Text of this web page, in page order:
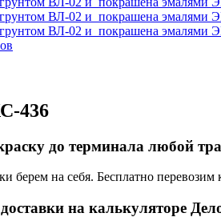
436
до терминала любой
берем на себя. Бесплатно
доставки на калькуляторе